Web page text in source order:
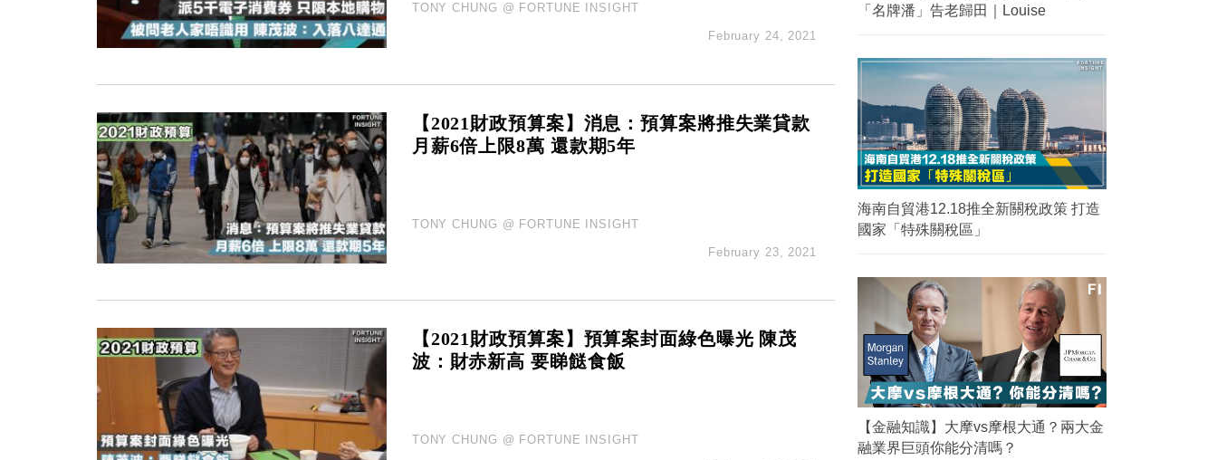
TONY CHUNG @ FORTUNE INSIGHT
February 24, 2021
【2021財政預算案】消息：預算案將推失業貸款
月薪6倍上限8萬 還款期5年
TONY CHUNG @ FORTUNE INSIGHT
February 23, 2021
【2021財政預算案】預算案封面綠色曝光 陳茂
波：財赤新高 要睇餸食飯
TONY CHUNG @ FORTUNE INSIGHT
「名牌潘」告老歸田｜Louise
海南自貿港12.18推全新關稅政策 打造
國家「特殊關稅區」
【金融知識】大摩vs摩根大通？兩大金
融業界巨頭你能分清嗎？